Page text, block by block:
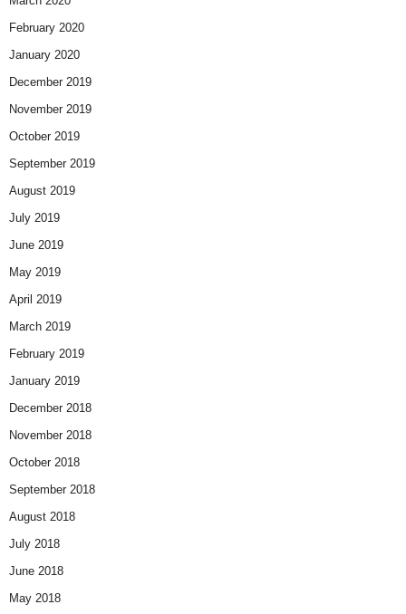
February 2020
January 2020
December 2019
November 2019
October 2019
September 2019
August 2019
July 2019
June 2019
May 2019
April 2019
March 2019
February 2019
January 2019
December 2018
November 2018
October 2018
September 2018
August 2018
July 2018
June 2018
May 2018